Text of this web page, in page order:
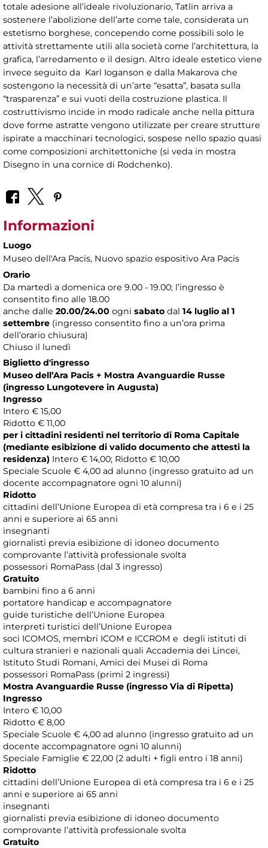
totale adesione all’ideale rivoluzionario, Tatlin arriva a
sostenere l’abolizione dell’arte come tale, considerata un
estetismo borghese, concependo come possibili solo le
attività strettamente utili alla società come l’architettura, la
grafica, l’arredamento e il design. Altro ideale estetico viene
invece seguito da Karl Ioganson e dalla Makarova che
sostengono la necessità di un’arte “esatta”, basata sulla
“trasparenza” e sui vuoti della costruzione plastica. Il
costruttivismo incide in modo radicale anche nella pittura
dove forme astratte vengono utilizzate per creare strutture
ispirate a macchinari tecnologici, sospese nello spazio quasi
come composizioni architettoniche (si veda in mostra
Disegno in una cornice di Rodchenko).
Informazioni
Luogo
Museo dell'Ara Pacis, Nuovo spazio espositivo Ara Pacis
Orario
Da martedì a domenica ore 9.00 - 19.00; l’ingresso è
consentito fino alle 18.00
anche dalle 20.00/24.00 ogni sabato dal 14 luglio al 1
settembre (ingresso consentito fino a un’ora prima
dell’orario chiusura)
Chiuso il lunedì
Biglietto d'ingresso
Museo dell’Ara Pacis + Mostra Avanguardie Russe
(ingresso Lungotevere in Augusta)
Ingresso
Intero € 15,00
Ridotto € 11,00
per i cittadini residenti nel territorio di Roma Capitale
(mediante esibizione di valido documento che attesti la
residenza) Intero € 14,00; Ridotto € 10,00
Speciale Scuole € 4,00 ad alunno (ingresso gratuito ad un
docente accompagnatore ogni 10 alunni)
Ridotto
cittadini dell’Unione Europea di età compresa tra i 6 e i 25
anni e superiore ai 65 anni
insegnanti
giornalisti previa esibizione di idoneo documento
comprovante l’attività professionale svolta
possessori RomaPass (dal 3 ingresso)
Gratuito
bambini fino a 6 anni
portatore handicap e accompagnatore
guide turistiche dell’Unione Europea
interpreti turistici dell’Unione Europea
soci ICOMOS, membri ICOM e ICCROM e degli istituti di
cultura stranieri e nazionali quali Accademia dei Lincei,
Istituto Studi Romani, Amici dei Musei di Roma
possessori RomaPass (primi 2 ingressi)
Mostra Avanguardie Russe (ingresso Via di Ripetta)
Ingresso
Intero € 10,00
Ridotto € 8,00
Speciale Scuole € 4,00 ad alunno (ingresso gratuito ad un
docente accompagnatore ogni 10 alunni)
Speciale Famiglie € 22,00 (2 adulti + figli entro i 18 anni)
Ridotto
cittadini dell’Unione Europea di età compresa tra i 6 e i 25
anni e superiore ai 65 anni
insegnanti
giornalisti previa esibizione di idoneo documento
comprovante l’attività professionale svolta
Gratuito